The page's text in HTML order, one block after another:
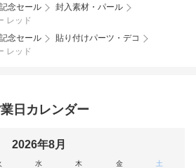
念セール
封入素材・パール
レッド
念セール
貼り付けパーツ・デコ
レッド
日カレンダー
2026年8月
水 木 金 土